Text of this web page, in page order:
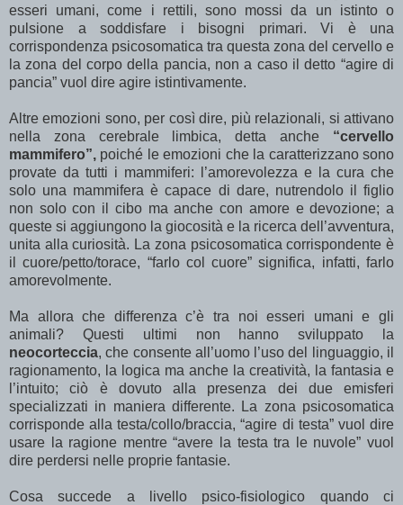
esseri umani, come i rettili, sono mossi da un istinto o
pulsione a soddisfare i bisogni primari. Vi è una
corrispondenza psicosomatica tra questa zona del cervello e
la zona del corpo della pancia, non a caso il detto “agire di
pancia” vuol dire agire istintivamente.
Altre emozioni sono, per così dire, più relazionali, si attivano
nella zona cerebrale limbica, detta anche “cervello
mammifero”, poiché le emozioni che la caratterizzano sono
provate da tutti i mammiferi: l’amorevolezza e la cura che
solo una mammifera è capace di dare, nutrendolo il figlio
non solo con il cibo ma anche con amore e devozione; a
queste si aggiungono la giocosità e la ricerca dell’avventura,
unita alla curiosità. La zona psicosomatica corrispondente è
il cuore/petto/torace, “farlo col cuore” significa, infatti, farlo
amorevolmente.
Ma allora che differenza c’è tra noi esseri umani e gli
animali? Questi ultimi non hanno sviluppato la
neocorteccia, che consente all’uomo l’uso del linguaggio, il
ragionamento, la logica ma anche la creatività, la fantasia e
l’intuito; ciò è dovuto alla presenza dei due emisferi
specializzati in maniera differente. La zona psicosomatica
corrisponde alla testa/collo/braccia, “agire di testa” vuol dire
usare la ragione mentre “avere la testa tra le nuvole” vuol
dire perdersi nelle proprie fantasie.
Cosa succede a livello psico-fisiologico quando ci